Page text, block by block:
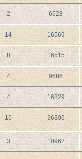
2 6528
14 16569
8 16515
4 9686
4 16829
15 36306
3 10962